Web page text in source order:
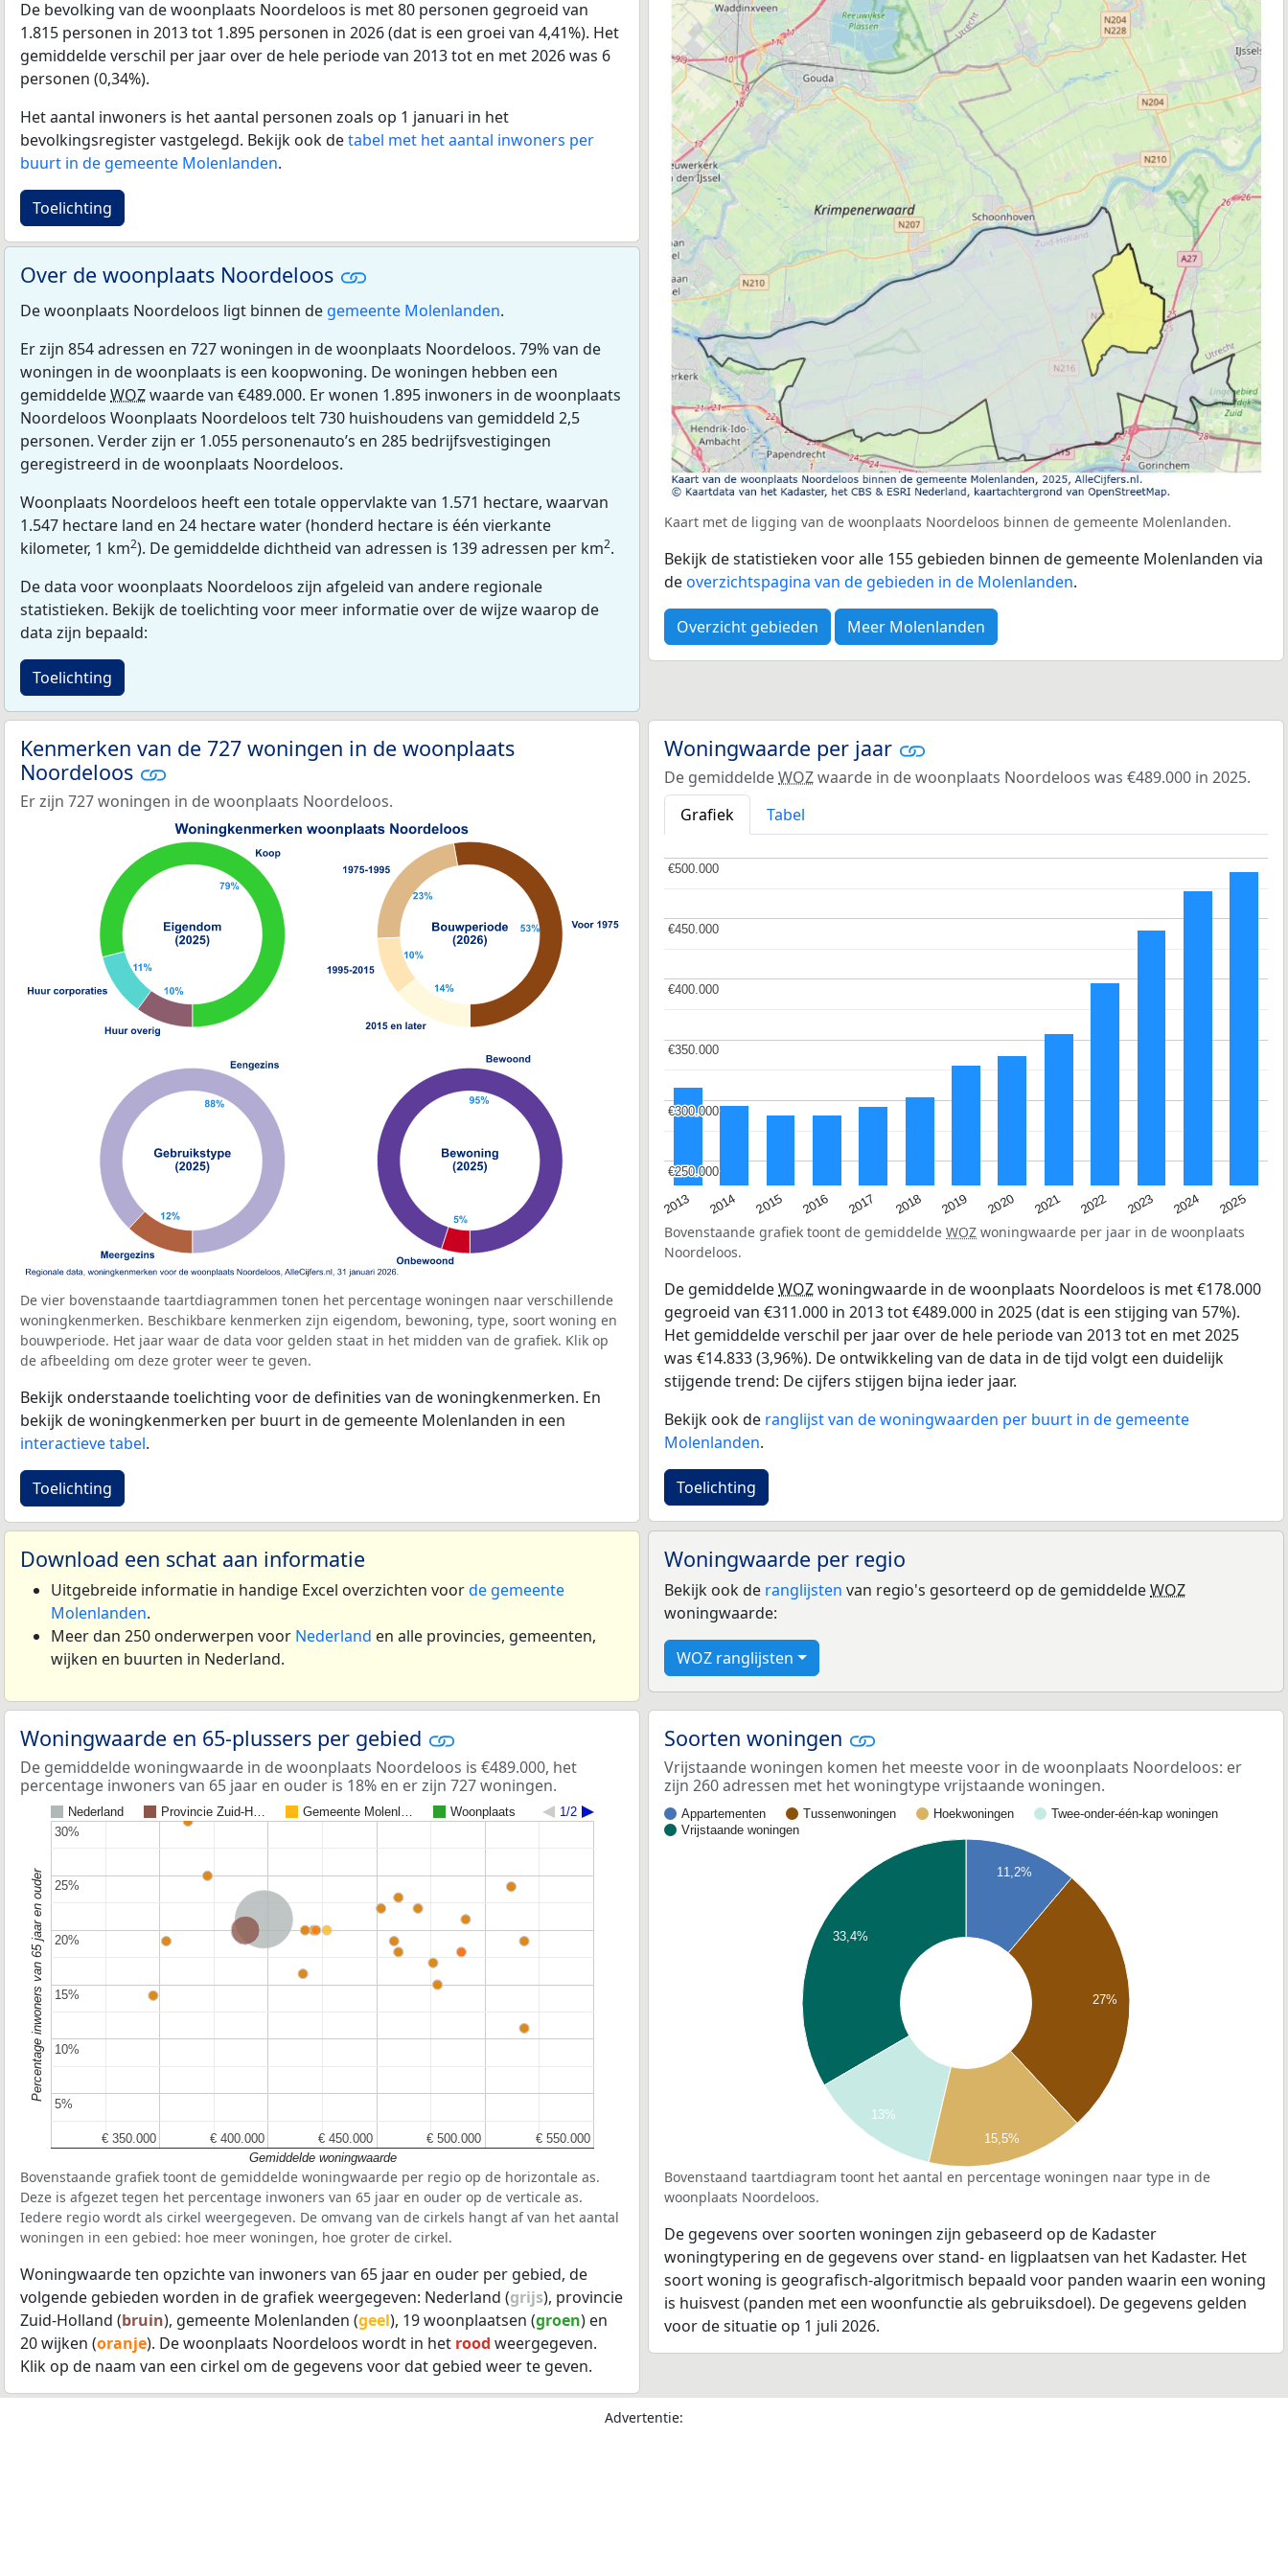
De bevolking van de woonplaats Noordeloos is met 80 personen gegroeid van
1.815 personen in 2013 tot 1.895 personen in 2026 (dat is een groei van 4,41%). Het
gemiddelde verschil per jaar over de hele periode van 2013 tot en met 2026 was 6
personen (0,34%).
Het aantal inwoners is het aantal personen zoals op 1 januari in het
bevolkingsregister vastgelegd. Bekijk ook detabel met het aantal inwoners per
buurt in de gemeente Molenlanden.
Toelichting
Over de woonplaats Noordeloos
De woonplaats Noordeloos ligt binnen de gemeente Molenlanden.
Er zijn 854 adressen en 727 woningen in de woonplaats Noordeloos. 79% van de
woningen in de woonplaats is een koopwoning. De woningen hebben een
gemiddeldeWOZwaarde van €489.000. Er wonen 1.895 inwoners in de woonplaats
Noordeloos Woonplaats Noordeloos telt 730 huishoudens van gemiddeld 2,5
personen. Verder zijn er 1.055 personenauto’s en 285 bedrijfsvestigingen
geregistreerd in de woonplaats Noordeloos.
Woonplaats Noordeloos heeft een totale oppervlakte van 1.571 hectare, waarvan
1.547 hectare land en 24 hectare water (honderd hectare is één vierkante
kilometer, 1 km2). De gemiddelde dichtheid van adressen is 139 adressen per km2.
De data voor woonplaats Noordeloos zijn afgeleid van andere regionale
statistieken. Bekijk de toelichting voor meer informatie over de wijze waarop de
data zijn bepaald:
Toelichting
Kaart met de ligging van de woonplaats Noordeloos binnen de gemeente Molenlanden.
Bekijk de statistieken voor alle 155 gebieden binnen de gemeente Molenlanden via
deoverzichtspagina van de gebieden in de Molenlanden.
Overzicht gebieden Meer Molenlanden
Kenmerken van de 727 woningen in de woonplaats
Noordeloos
Er zijn 727 woningen in de woonplaats Noordeloos.
De vier bovenstaande taartdiagrammen tonen het percentage woningen naar verschillende
woningkenmerken. Beschikbare kenmerken zijn eigendom, bewoning, type, soort woning en
bouwperiode. Het jaar waar de data voor gelden staat in het midden van de grafiek. Klik op
de afbeelding om deze groter weer te geven.
Bekijk onderstaande toelichting voor de definities van de woningkenmerken. En
bekijk de woningkenmerken per buurt in de gemeente Molenlanden in een
interactieve tabel.
Toelichting
Woningwaarde per jaar
De gemiddeldeWOZwaarde in de woonplaats Noordeloos was €489.000 in 2025.
Grafiek
Tabel
2013 2014 2015 2016 2017 2018 2019 2020 2021 2022 2023 2024 2025
€250.000
€250.000
€300.000
€300.000
€350.000
€350.000
€400.000
€400.000
€450.000
€450.000
€500.000
€500.000
Bovenstaande grafiek toont de gemiddelde WOZ woningwaarde per jaar in de woonplaats
Noordeloos.
De gemiddeldeWOZwoningwaarde in de woonplaats Noordeloos is met €178.000
gegroeid van €311.000 in 2013 tot €489.000 in 2025 (dat is een stijging van 57%).
Het gemiddelde verschil per jaar over de hele periode van 2013 tot en met 2025
was €14.833 (3,96%). De ontwikkeling van de data in de tijd volgt een duidelijk
stijgende trend: De cijfers stijgen bijna ieder jaar.
Bekijk ook de ranglijst van de woningwaarden per buurt in de gemeente
Molenlanden.
Toelichting
Download een schat aan informatie
Uitgebreide informatie in handige Excel overzichten voorde gemeente
Molenlanden.
Meer dan 250 onderwerpen voor Nederland en alle provincies, gemeenten,
wijken en buurten in Nederland.
Woningwaarde per regio
Bekijk ook de ranglijsten van regio's gesorteerd op de gemiddeldeWOZ
woningwaarde:
WOZ ranglijsten
Woningwaarde en 65-plussers per gebied
De gemiddelde woningwaarde in de woonplaats Noordeloos is €489.000, het
percentage inwoners van 65 jaar en ouder is 18% en er zijn 727 woningen.
Nederland Provincie Zuid-H… Gemeente Molenl… Woonplaats 1/2
Nederland
Provincie Zuid-Holland
€ 350.000
€ 350.000 € 400.000
€ 400.000 € 450.000
€ 450.000 € 500.000
€ 500.000 € 550.000
€ 550.000
5%
5%
10%
10%
15%
15%
20%
20%
25%
25%
30%
30%
Gemiddelde woningwaarde
Percentage inwoners van 65 jaar en ouder
Bovenstaande grafiek toont de gemiddelde woningwaarde per regio op de horizontale as.
Deze is afgezet tegen het percentage inwoners van 65 jaar en ouder op de verticale as.
Iedere regio wordt als cirkel weergegeven. De omvang van de cirkels hangt af van het aantal
woningen in een gebied: hoe meer woningen, hoe groter de cirkel.
Woningwaarde ten opzichte van inwoners van 65 jaar en ouder per gebied, de
volgende gebieden worden in de grafiek weergegeven: Nederland (grijs), provincie
Zuid-Holland (bruin), gemeente Molenlanden (geel), 19 woonplaatsen (groen) en
20 wijken (oranje). De woonplaats Noordeloos wordt in het rood weergegeven.
Klik op de naam van een cirkel om de gegevens voor dat gebied weer te geven.
Soorten woningen
Vrijstaande woningen komen het meeste voor in de woonplaats Noordeloos: er
zijn 260 adressen met het woningtype vrijstaande woningen.
Appartementen Tussenwoningen Hoekwoningen
Twee-onder-één-kap woningen
Vrijstaande woningen
11,2%
27%
33,4%
13%
15,5%
Bovenstaand taartdiagram toont het aantal en percentage woningen naar type in de
woonplaats Noordeloos.
De gegevens over soorten woningen zijn gebaseerd op de Kadaster
woningtypering en de gegevens over stand- en ligplaatsen van het Kadaster. Het
soort woning is geografisch-algoritmisch bepaald voor panden waarin een woning
is huisvest (panden met een woonfunctie als gebruiksdoel). De gegevens gelden
voor de situatie op 1 juli 2026.
Advertentie: